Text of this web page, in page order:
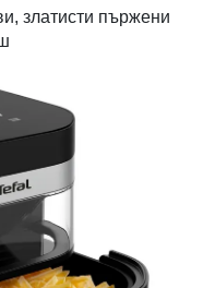
златисти пържени